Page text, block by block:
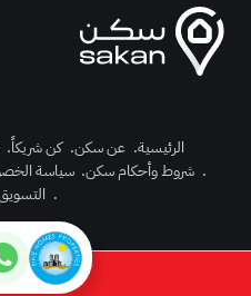
الرئيسية. عن سكن. كن شريكاً.
. شروط وأحكام سكن. سياسة
.